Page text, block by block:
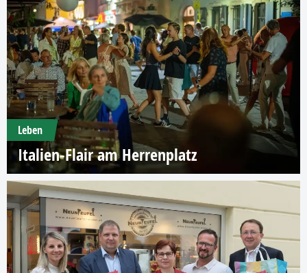
Leben
Italien-Flair am Herrenplatz